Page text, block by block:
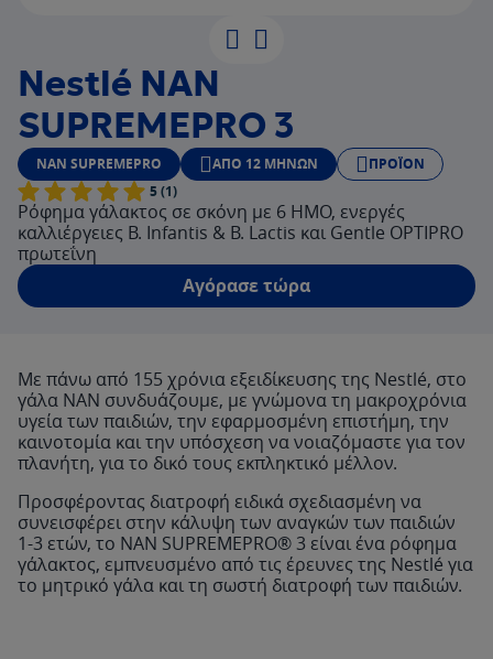
Nestlé NAN
SUPREMEPRO 3
NAN SUPREMEPRO ΑΠΌ 12 ΜΗΝΏΝ
ΠΡΟΪΌΝ
5 (1)
Ρόφημα γάλακτος σε σκόνη με 6 ΗΜΟ, ενεργές
καλλιέργειες Β. Infantis & B. Lactis και Gentle OPTIPRO
πρωτεΐνη
Αγόρασε τώρα
Με πάνω από 155 χρόνια εξειδίκευσης της Nestlé, στο
γάλα ΝΑΝ συνδυάζουμε, με γνώμονα τη μακροχρόνια
υγεία των παιδιών, την εφαρμοσμένη επιστήμη, την
καινοτομία και την υπόσχεση να νοιαζόμαστε για τον
πλανήτη, για το δικό τους εκπληκτικό μέλλον.
Προσφέροντας διατροφή ειδικά σχεδιασμένη να
συνεισφέρει στην κάλυψη των αναγκών των παιδιών
1-3 ετών, το NAN SUPREMEPRO® 3 είναι ένα ρόφημα
γάλακτος, εμπνευσμένο από τις έρευνες της Nestlé για
το μητρικό γάλα και τη σωστή διατροφή των παιδιών.